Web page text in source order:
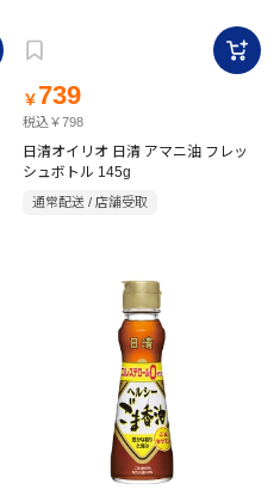
￥ 739
税込￥798
日清オイリオ 日清 アマニ油 フレッ
シュボトル 145g
通常配送 / 店舗受取